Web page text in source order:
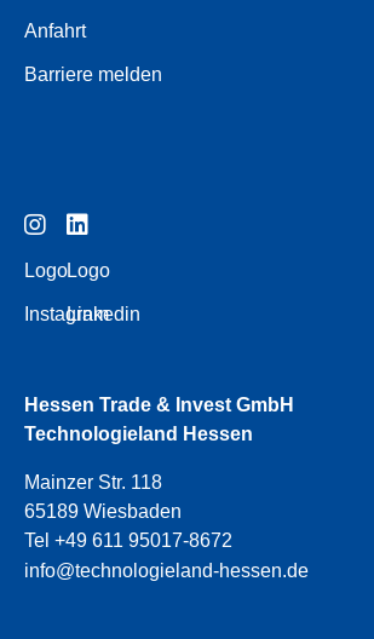
Anfahrt
Barriere melden
Logo
Instagram
Logo
Linkedin
Hessen Trade & Invest GmbH
Technologieland Hessen
Mainzer Str. 118
65189 Wiesbaden
Tel +49 611 95017-8672
info@technologieland-hessen.de